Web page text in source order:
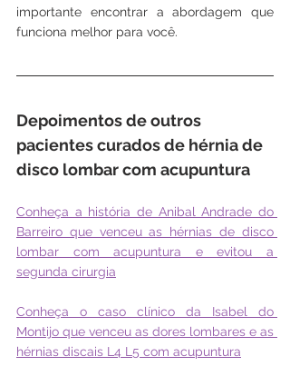
importante encontrar a abordagem que
funciona melhor para você.
Depoimentos de outros
pacientes curados de hérnia de
disco lombar com acupuntura
Conheça a história de Anibal Andrade do
Barreiro que venceu as hérnias de disco
lombar com acupuntura e evitou a
segunda cirurgia
Conheça o caso clínico da Isabel do
Montijo que venceu as dores lombares e as
hérnias discais L4 L5 com acupuntura